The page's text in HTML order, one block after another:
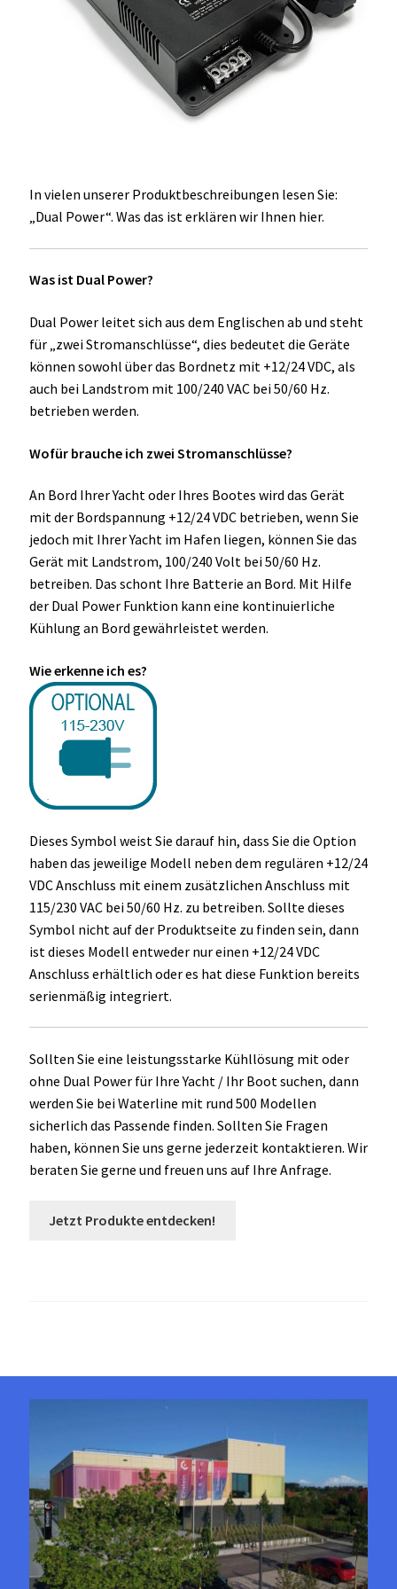
Einbau Kühlmöbel, externer Kompressor, Front:
schwarz, lichtgrau
öffnen
Kühl- Gefrierkombinationen
Weinkühlschränke
Kühlkassetten
Kühl-/ Gefrierboxen tragbar
OCX 2 Serie
Geräte Optionen
FAQ´s zur Website
Wissenswertes
Konfigurator
In vielen unserer Produktbeschreibungen lesen Sie:
„Dual Power“. Was das ist erklären wir Ihnen hier.
Was ist Dual Power?
Dual Power leitet sich aus dem Englischen ab und steht
für „zwei Stromanschlüsse“, dies bedeutet die Geräte
können sowohl über das Bordnetz mit +12/24 VDC, als
auch bei Landstrom mit 100/240 VAC bei 50/60 Hz.
betrieben werden.
Wofür brauche ich zwei Stromanschlüsse?
An Bord Ihrer Yacht oder Ihres Bootes wird das Gerät
mit der Bordspannung +12/24 VDC betrieben, wenn Sie
jedoch mit Ihrer Yacht im Hafen liegen, können Sie das
Gerät mit Landstrom, 100/240 Volt bei 50/60 Hz.
betreiben. Das schont Ihre Batterie an Bord. Mit Hilfe
der Dual Power Funktion kann eine kontinuierliche
Kühlung an Bord gewährleistet werden.
Wie erkenne ich es?
Dieses Symbol weist Sie darauf hin, dass Sie die Option
haben das jeweilige Modell neben dem regulären +12/24
VDC Anschluss mit einem zusätzlichen Anschluss mit
115/230 VAC bei 50/60 Hz. zu betreiben. Sollte dieses
Symbol nicht auf der Produktseite zu finden sein, dann
ist dieses Modell entweder nur einen +12/24 VDC
Anschluss erhältlich oder es hat diese Funktion bereits
serienmäßig integriert.
Sollten Sie eine leistungsstarke Kühllösung mit oder
ohne Dual Power für Ihre Yacht / Ihr Boot suchen, dann
werden Sie bei Waterline mit rund 500 Modellen
sicherlich das Passende finden. Sollten Sie Fragen
haben, können Sie uns gerne jederzeit kontaktieren. Wir
beraten Sie gerne und freuen uns auf Ihre Anfrage.
Jetzt Produkte entdecken!